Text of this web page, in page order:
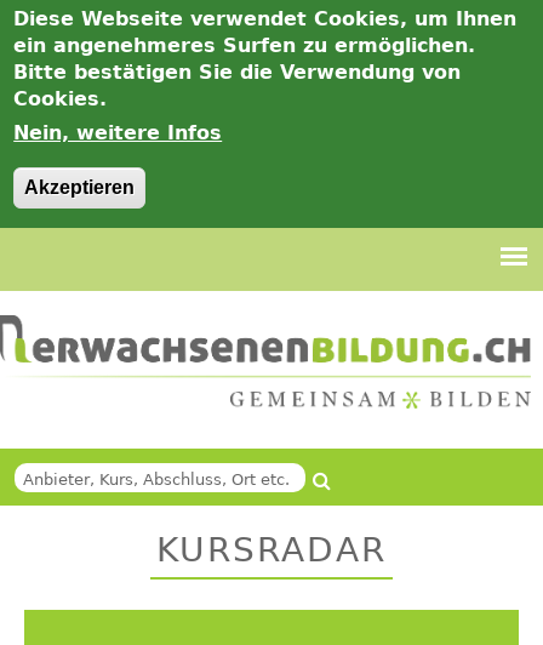
Diese Webseite verwendet Cookies, um Ihnen
ein angenehmeres Surfen zu ermöglichen.
Bitte bestätigen Sie die Verwendung von
Cookies.
Nein, weitere Infos
Akzeptieren
Suche
Back
KURSRADAR